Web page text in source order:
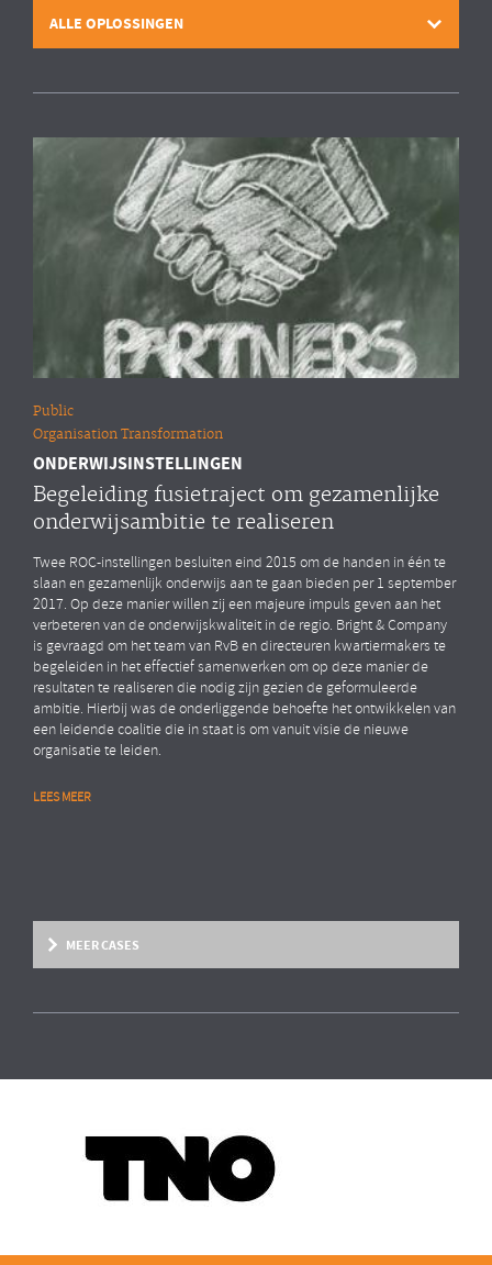
ALLE OPLOSSINGEN
Public
Organisation Transformation
ONDERWIJSINSTELLINGEN
Begeleiding fusietraject om gezamenlijke
onderwijsambitie te realiseren
Twee ROC-instellingen besluiten eind 2015 om de handen in één te
slaan en gezamenlijk onderwijs aan te gaan bieden per 1 september
2017. Op deze manier willen zij een majeure impuls geven aan het
verbeteren van de onderwijskwaliteit in de regio. Bright & Company
is gevraagd om het team van RvB en directeuren kwartiermakers te
begeleiden in het effectief samenwerken om op deze manier de
resultaten te realiseren die nodig zijn gezien de geformuleerde
ambitie. Hierbij was de onderliggende behoefte het ontwikkelen van
een leidende coalitie die in staat is om vanuit visie de nieuwe
organisatie te leiden.
LEES MEER
Overige marktsegmenten
MEER CASES